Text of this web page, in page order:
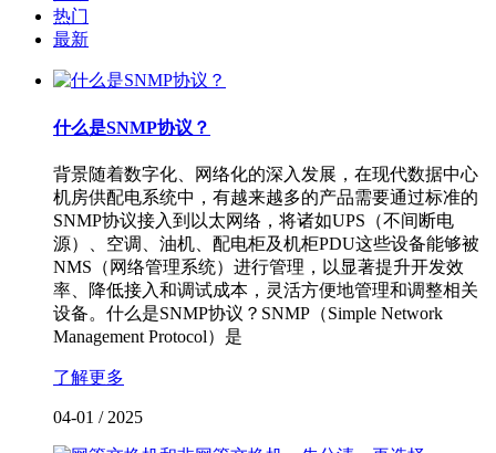
热门
最新
什么是SNMP协议？
背景随着数字化、网络化的深入发展，在现代数据中心
机房供配电系统中，有越来越多的产品需要通过标准的
SNMP协议接入到以太网络，将诸如UPS（不间断电
源）、空调、油机、配电柜及机柜PDU这些设备能够被
NMS（网络管理系统）进行管理，以显著提升开发效
率、降低接入和调试成本，灵活方便地管理和调整相关
设备。什么是SNMP协议？SNMP（Simple Network
Management Protocol）是
了解更多
04-01 / 2025